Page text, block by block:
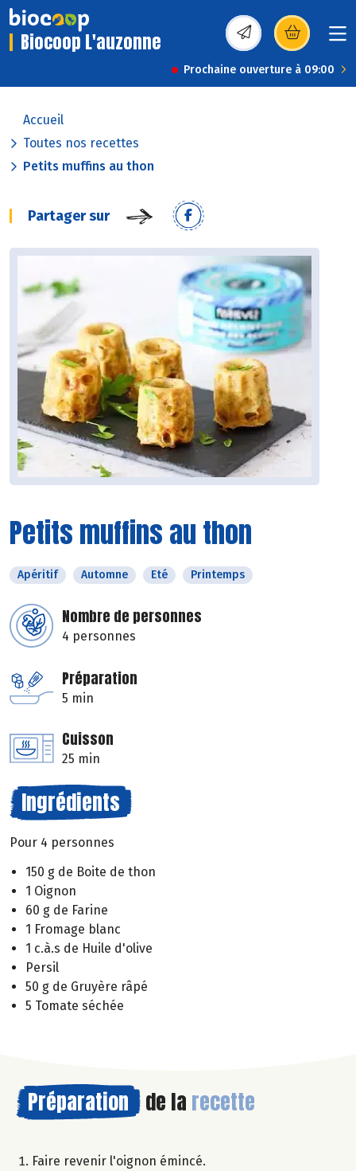
Biocoop L'auzonne (s’ouvre dans une
Prochaine ouverture à 09:00
Accueil
Toutes nos recettes
Petits muffins au thon
Partager sur
Petits muffins au thon
Apéritif Automne Eté Printemps
Nombre de personnes
4 personnes
Préparation
5 min
Cuisson
25 min
Ingrédients
Pour 4 personnes
150 g de Boite de thon
1 Oignon
60 g de Farine
1 Fromage blanc
1 c.à.s de Huile d'olive
Persil
50 g de Gruyère râpé
5 Tomate séchée
Préparation de la recette
Faire revenir l'oignon émincé.